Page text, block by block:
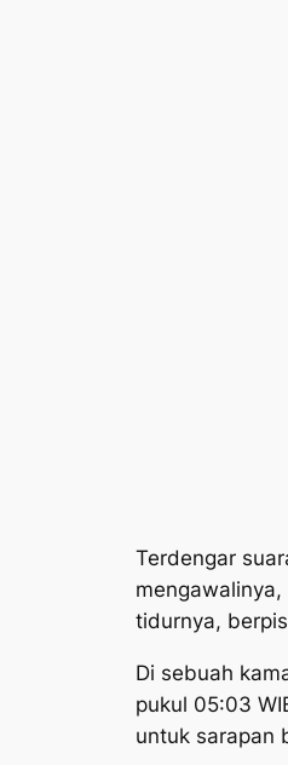
Terdengar
tidurnya,
Di sebuah
pukul 05:03
untuk sarapan